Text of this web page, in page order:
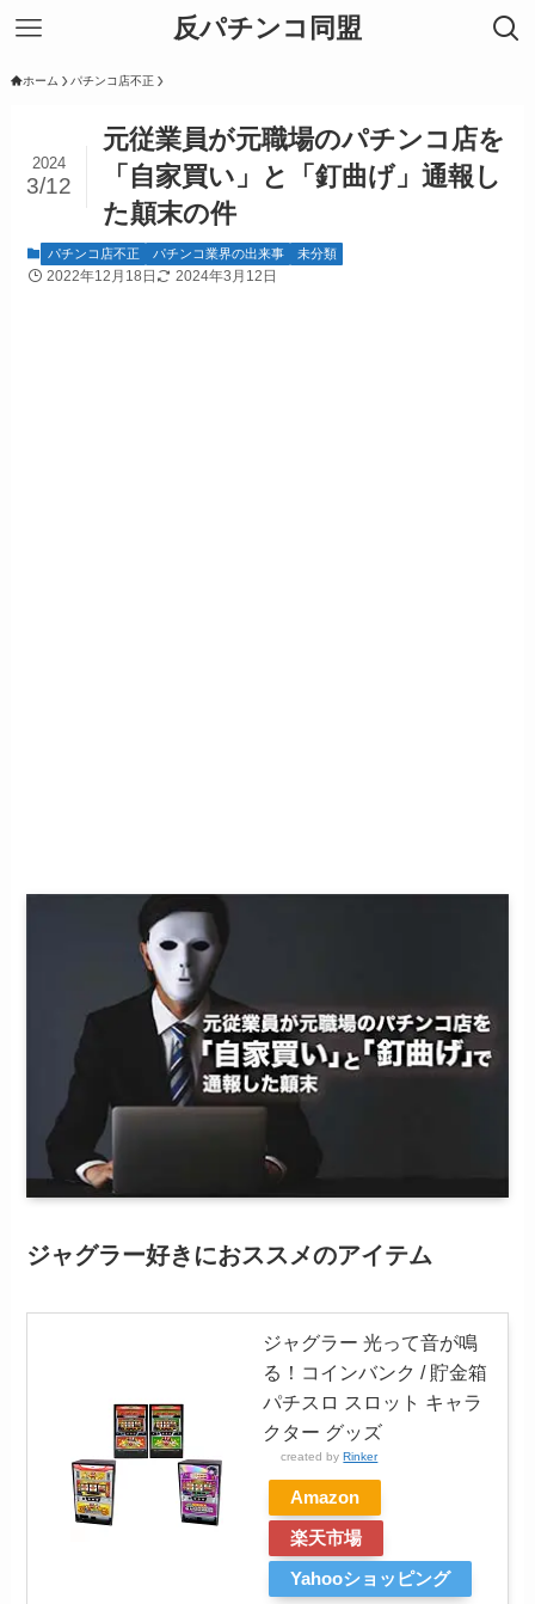
反パチンコ同盟
ホーム パチンコ店不正
元従業員が元職場のパチンコ店を
「自家買い」と「釘曲げ」通報し
た顛末の件
2024
3/12
パチンコ店不正 パチンコ業界の出来事 未分類
2022年12月18日 2024年3月12日
ジャグラー好きにおススメのアイテム
ジャグラー 光って音が鳴
る！コインバンク / 貯金箱
パチスロ スロット キャラ
クター グッズ
created byRinker
Amazon
楽天市場
Yahooショッピング